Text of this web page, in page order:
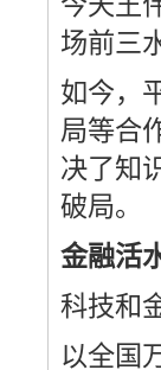
场前三
如今，
局等合
决了知
破局。
金融活
科技和
以全国